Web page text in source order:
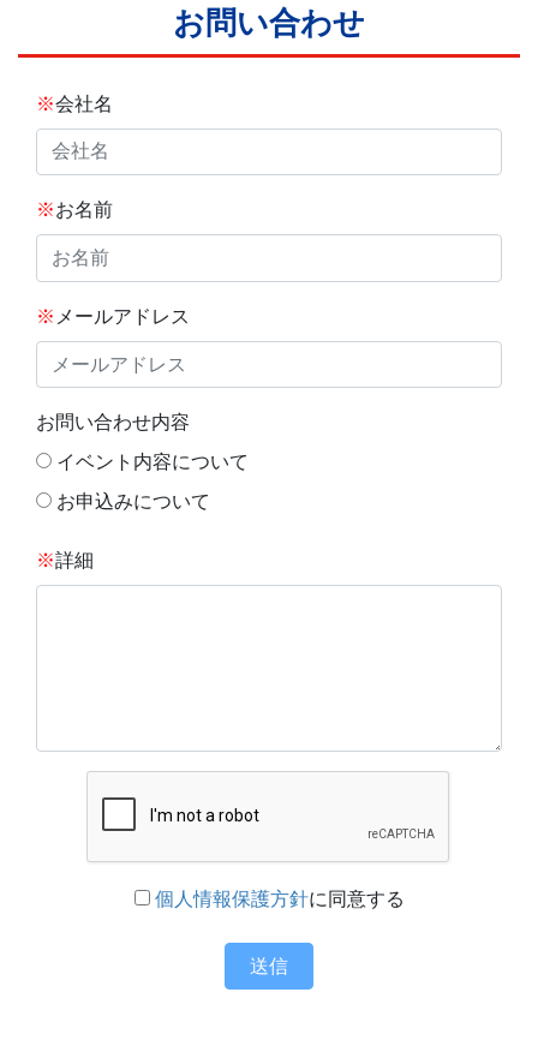
お問い合わせ
※会社名
※お名前
※ メールアドレス
お問い合わせ内容
イベント内容について
お申込みについて
※詳細
個人情報保護方針に同意する
送信